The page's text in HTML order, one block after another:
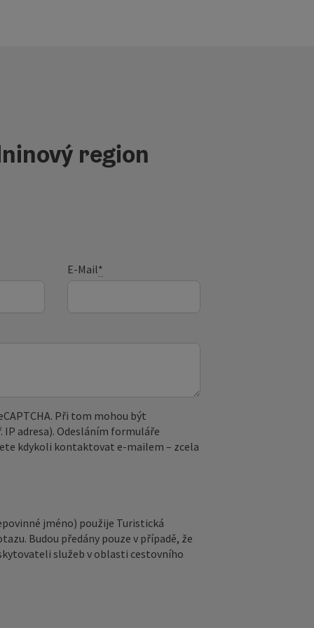
region
E-Mail*
Při tom mohou být
adresa). Odesláním formuláře
kdykoli kontaktovat e‑mailem – zcela
jméno) použije Turistická
Budou předány pouze v případě, že
služeb v oblasti cestovního